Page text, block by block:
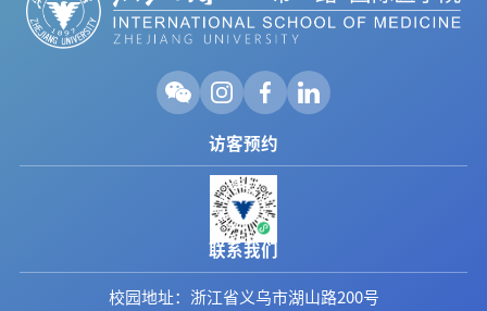
访客预约
联系我们
校园地址：浙江省义乌市湖山路200号